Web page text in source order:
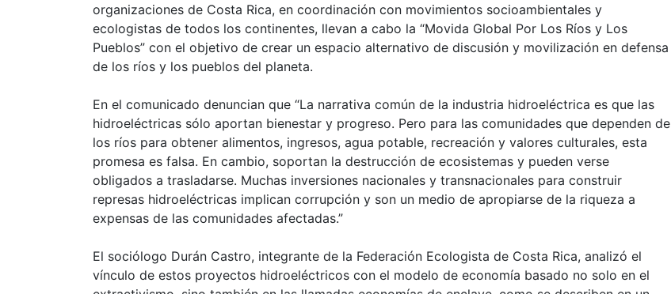
organizaciones de Costa Rica, en coordinación con movimientos socioambientales y
ecologistas de todos los continentes, llevan a cabo la “Movida Global Por Los Ríos y Los
Pueblos” con el objetivo de crear un espacio alternativo de discusión y movilización en defensa
de los ríos y los pueblos del planeta.
En el comunicado denuncian que “La narrativa común de la industria hidroeléctrica es que las
hidroeléctricas sólo aportan bienestar y progreso. Pero para las comunidades que dependen de
los ríos para obtener alimentos, ingresos, agua potable, recreación y valores culturales, esta
promesa es falsa. En cambio, soportan la destrucción de ecosistemas y pueden verse
obligados a trasladarse. Muchas inversiones nacionales y transnacionales para construir
represas hidroeléctricas implican corrupción y son un medio de apropiarse de la riqueza a
expensas de las comunidades afectadas.”
El sociólogo Durán Castro, integrante de la Federación Ecologista de Costa Rica, analizó el
vínculo de estos proyectos hidroeléctricos con el modelo de economía basado no solo en el